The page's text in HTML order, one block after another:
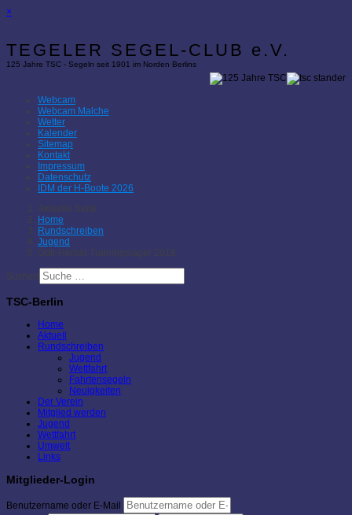
×
TEGELER SEGEL-CLUB e.V.
125 Jahre TSC - Segeln seit 1901 im Norden Berlins
Webcam
Webcam Malche
Wetter
Kalender
Sitemap
Kontakt
Impressum
Datenschutz
IDM der H-Boote 2026
Aktuelle Seite:
Home
Rundschreiben
Jugend
Opti-Herbst-Trainingslager 2018
Suchen
TSC-Berlin
Home
Aktuell
Rundschreiben
Jugend
Wettfahrt
Fahrtensegeln
Neuigkeiten
Der Verein
Mitglied werden
Jugend
Wettfahrt
Umwelt
Links
Mitglieder-Login
Benutzername oder E-Mail